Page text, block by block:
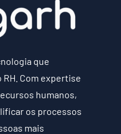
que
Com expertise
humanos,
os processos
mais